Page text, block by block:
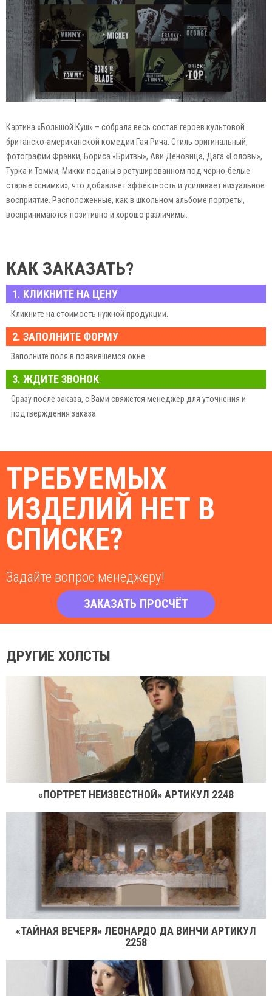
Картина «Большой Куш» – собрала весь состав героев культовой
британско-американской комедии Гая Рича. Стиль оригинальный,
фотографии Фрэнки, Бориса «Бритвы», Ави Деновица, Дага «Головы»,
Турка и Томми, Микки поданы в ретушированном под черно-белые
старые «снимки», что добавляет эффектность и усиливает визуальное
восприятие. Расположенные, как в школьном альбоме портреты,
воспринимаются позитивно и хорошо различимы.
КАК ЗАКАЗАТЬ?
1. КЛИКНИТЕ НА ЦЕНУ
Кликните на стоимость нужной продукции.
2. ЗАПОЛНИТЕ ФОРМУ
Заполните поля в появившемся окне.
3. ЖДИТЕ ЗВОНОК
Сразу после заказа, с Вами свяжется менеджер для уточнения и
подтверждения заказа
ТРЕБУЕМЫХ
ИЗДЕЛИЙ НЕТ В
СПИСКЕ?
Задайте вопрос менеджеру!
ЗАКАЗАТЬ ПРОСЧЁТ
ДРУГИЕ ХОЛСТЫ
«ПОРТРЕТ НЕИЗВЕСТНОЙ» АРТИКУЛ 2248
«ТАЙНАЯ ВЕЧЕРЯ» ЛЕОНАРДО ДА ВИНЧИ АРТИКУЛ
2258